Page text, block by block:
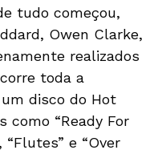
tudo começou,
Owen Clarke,
realizados
toda a
disco do Hot
como “Ready For
“Flutes” e “Over